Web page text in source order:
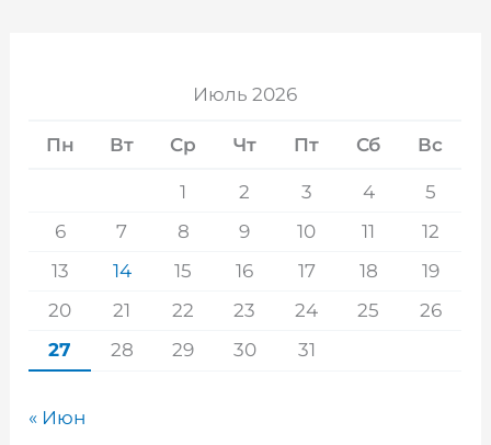
Июль 2026
Пн Вт Ср Чт Пт Сб Вс
1 2 3 4
5
6
7 8 9 10 11
12
13
14 15 16 17 18
19
20
21 22 23 24 25
26
27
28 29 30 31
« Июн